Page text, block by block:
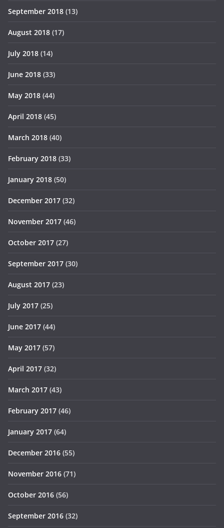
September 2018 (13)
August 2018 (17)
July 2018 (14)
June 2018 (33)
May 2018 (44)
April 2018 (45)
March 2018 (40)
February 2018 (33)
January 2018 (50)
December 2017 (32)
November 2017 (46)
October 2017 (27)
September 2017 (30)
August 2017 (23)
July 2017 (25)
June 2017 (44)
May 2017 (57)
April 2017 (32)
March 2017 (43)
February 2017 (46)
January 2017 (64)
December 2016 (55)
November 2016 (71)
October 2016 (56)
September 2016 (32)